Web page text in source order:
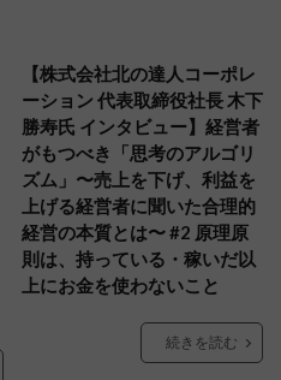
【株式会社北の達人コーポレ
ーション 代表取締役社長 木下
勝寿氏 インタビュー】経営者
がもつべき「思考のアルゴリ
ズム」〜売上を下げ、利益を
上げる経営者に聞いた合理的
経営の本質とは〜 #2 原理原
則は、持っている・稼いだ以
上にお金を使わないこと
続きを読む